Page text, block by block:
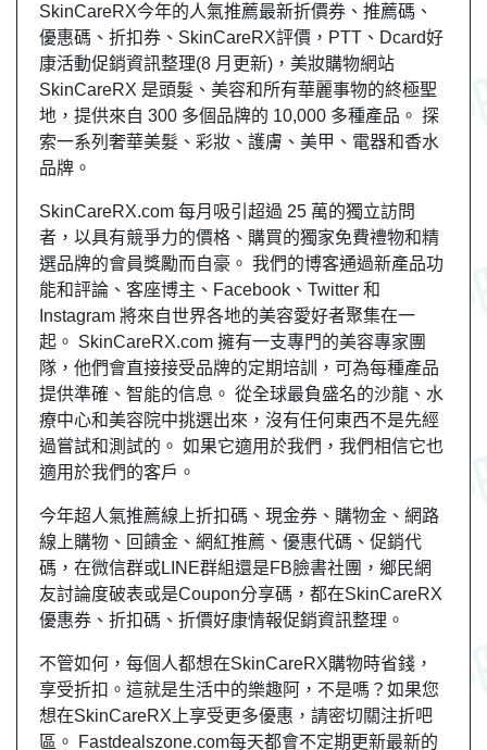
SkinCareRX今年的人氣推薦最新折價券、推薦碼、
優惠碼、折扣券、SkinCareRX評價，PTT、Dcard好
康活動促銷資訊整理(8 月更新)，美妝購物網站
SkinCareRX 是頭髮、美容和所有華麗事物的終極聖
地，提供來自 300 多個品牌的 10,000 多種產品。 探
索一系列奢華美髮、彩妝、護膚、美甲、電器和香水
品牌。
SkinCareRX.com 每月吸引超過 25 萬的獨立訪問
者，以具有競爭力的價格、購買的獨家免費禮物和精
選品牌的會員獎勵而自豪。 我們的博客通過新產品功
能和評論、客座博主、Facebook、Twitter 和
Instagram 將來自世界各地的美容愛好者聚集在一
起。 SkinCareRX.com 擁有一支專門的美容專家團
隊，他們會直接接受品牌的定期培訓，可為每種產品
提供準確、智能的信息。 從全球最負盛名的沙龍、水
療中心和美容院中挑選出來，沒有任何東西不是先經
過嘗試和測試的。 如果它適用於我們，我們相信它也
適用於我們的客戶。
今年超人氣推薦線上折扣碼、現金券、購物金、網路
線上購物、回饋金、網紅推薦、優惠代碼、促銷代
碼，在微信群或LINE群組還是FB臉書社團，鄉民網
友討論度破表或是Coupon分享碼，都在SkinCareRX
優惠券、折扣碼、折價好康情報促銷資訊整理。
不管如何，每個人都想在SkinCareRX購物時省錢，
享受折扣。這就是生活中的樂趣阿，不是嗎？如果您
想在SkinCareRX上享受更多優惠，請密切關注折吧
區。 Fastdealszone.com每天都會不定期更新最新的